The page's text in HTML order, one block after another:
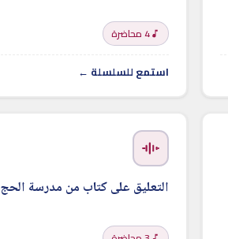
4 محاضرة
استمع للسلسلة ←
التعليق على كتاب من مدرسة الحج